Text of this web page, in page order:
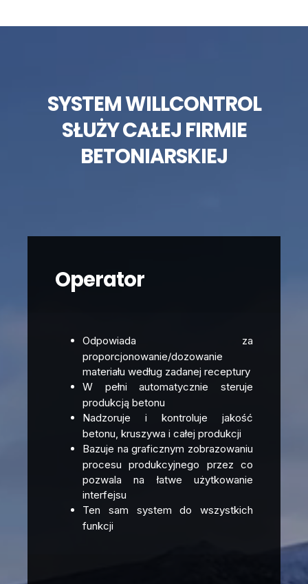
SYSTEM WILLCONTROL
SŁUŻY CAŁEJ FIRMIE
BETONIARSKIEJ
Operator
Odpowiada za
proporcjonowanie/dozowanie
materiału według zadanej receptury
W pełni automatycznie steruje
produkcją betonu
Nadzoruje i kontroluje jakość
betonu, kruszywa i całej produkcji
Bazuje na graficznym zobrazowaniu
procesu produkcyjnego przez co
pozwala na łatwe użytkowanie
interfejsu
Ten sam system do wszystkich
funkcji